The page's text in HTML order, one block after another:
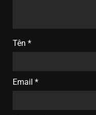
Tên *
Email *